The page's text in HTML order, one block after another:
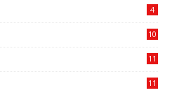
4
10
11
11